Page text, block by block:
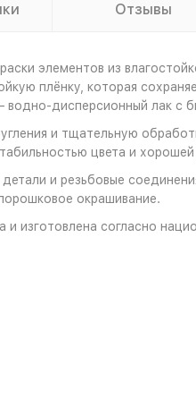
Отзывы
элементов из
плёнку, которая
водно-дисперсионный лак
и тщательную
цвета и
и резьбовые
окрашивание.
и изготовлена согласно